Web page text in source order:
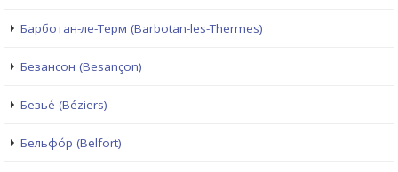
Барботан-ле-Терм (Barbotan-les-Thermes)
Безансон (Besançon)
Безье́ (Béziers)
Бельфо́р (Belfort)